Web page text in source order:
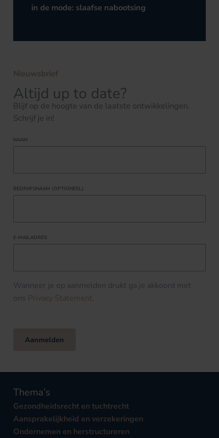
in de mode: slaafse nabootsing
Nieuwsbrief
Altijd up to date?
Blijf op de hoogte van de laatste ontwikkelingen.
Schrijf je in!
NAAM
BEDRIJFSNAAM (OPTIONEEL)
E-MAILADRES
Wanneer je op aanmelden drukt ga je akkoord met
ons Privacy Statement.
Aanmelden
Thema’s
Gezondheidsrecht en tuchtrecht
Aansprakelijkheid en verzekeringen
Ondernemen en herstructureren